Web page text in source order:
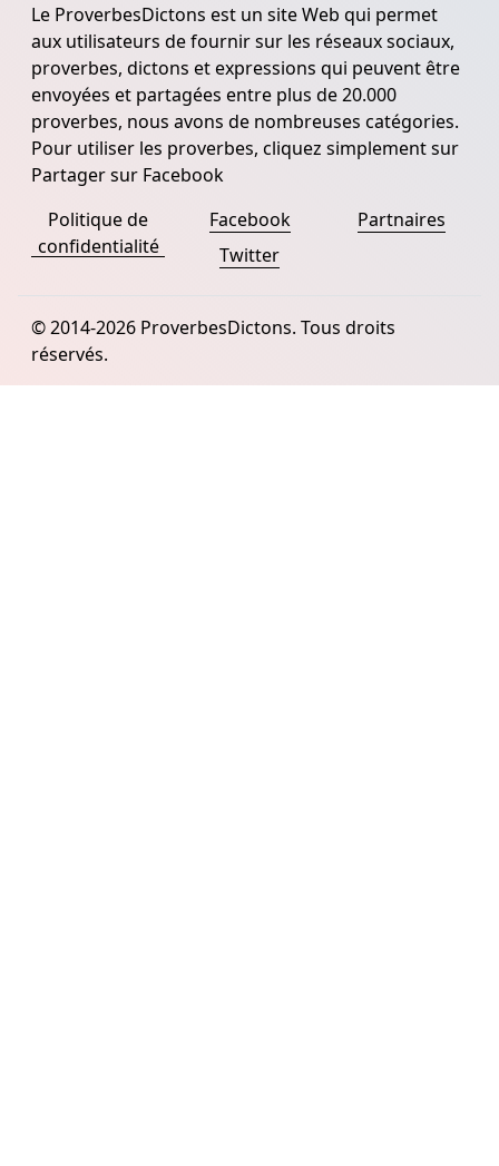
Le ProverbesDictons est un site Web qui permet
aux utilisateurs de fournir sur les réseaux sociaux,
proverbes, dictons et expressions qui peuvent être
envoyées et partagées entre plus de 20.000
proverbes, nous avons de nombreuses catégories.
Pour utiliser les proverbes, cliquez simplement sur
Partager sur Facebook
Politique de
confidentialité
Facebook
Twitter
Partnaires
© 2014-2026 ProverbesDictons. Tous droits
réservés.